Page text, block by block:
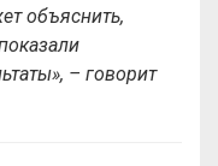
объяснить,
– говорит